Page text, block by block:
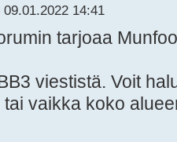
09.01.2022 14:41
tarjoaa
viestistä. Voit
vaikka koko